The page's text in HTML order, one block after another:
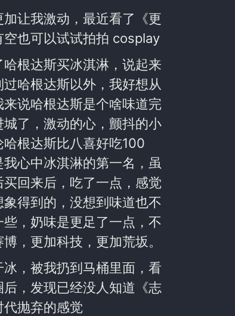
让我激动，最近看了《更
也可以试试拍拍 cosplay
根达斯买冰淇淋，说起来
哈根达斯以外，我好想从
说哈根达斯是个啥味道完
了，激动的心，颤抖的小
根达斯比八喜好吃100
心中冰淇淋的第一名，虽
回来后，吃了一点，感觉
得到的，没想到味道也不
，奶味是更足了一点，不
，更加科技，更加荒坂。
，被我扔到马桶里面，看
，发现已经没人知道《志
抛弃的感觉